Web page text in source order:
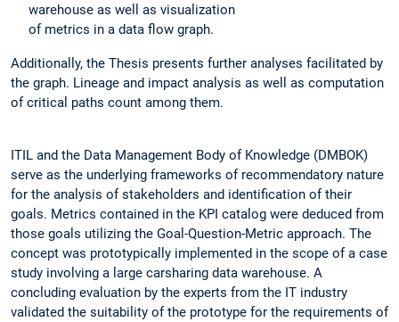
warehouse as well as visualization
of metrics in a data flow graph.
Additionally, the Thesis presents further analyses facilitated by
the graph. Lineage and impact analysis as well as computation
of critical paths count among them.
ITIL and the Data Management Body of Knowledge (DMBOK)
serve as the underlying frameworks of recommendatory nature
for the analysis of stakeholders and identification of their
goals. Metrics contained in the KPI catalog were deduced from
those goals utilizing the Goal-Question-Metric approach. The
concept was prototypically implemented in the scope of a case
study involving a large carsharing data warehouse. A
concluding evaluation by the experts from the IT industry
validated the suitability of the prototype for the requirements of